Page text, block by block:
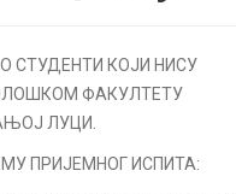
СТУДЕНТИ КОЈИ НИСУ
ФАКУЛТЕТУ
ЛУЦИ.
ПРИЈЕМНОГ ИСПИТА: